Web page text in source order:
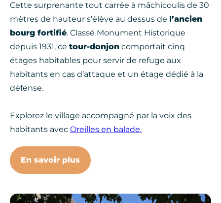
Cette surprenante tout carrée à mâchicoulis de 30
mètres de hauteur s’élève au dessus de l’ancien
bourg fortifié. Classé Monument Historique
depuis 1931, ce tour-donjon comportait cinq
étages habitables pour servir de refuge aux
habitants en cas d’attaque et un étage dédié à la
défense.
Explorez le village accompagné par la voix des
habitants avec Oreilles en balade.
En savoir plus